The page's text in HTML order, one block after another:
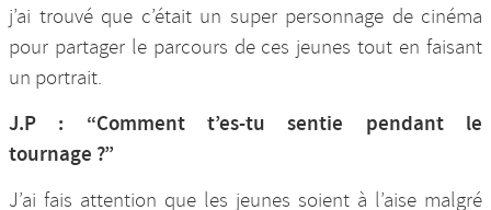
j’ai trouvé que c’était un super personnage de cinéma
pour partager le parcours de ces jeunes tout en faisant
un portrait.
J.P : “Comment t’es-tu sentie pendant le
tournage ?”
J’ai fais attention que les jeunes soient à l’aise malgré